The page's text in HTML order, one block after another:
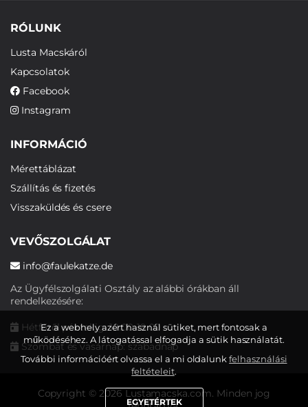
RÓLUNK
Lusta Macskáról
Kapcsolatok
Facebook
Instagram
INFORMÁCIÓ
Mérettáblázat
Szállítás és fizetés
Visszaküldés és csere
VEVŐSZOLGÁLAT
info@faulekatze.de
Az Ügyfélszolgálati Osztály az alábbi órákban áll
rendelkezésére:
Hétfőtől péntekig: 10:00-19:00
Szombat és vasárnap: szabadnap
Copyright © 2026 Lustamacska.com. Minden jog
Ez a webhely azért használ sütiket, mert fontosak a
működéséhez. A látogatással elfogadja a sütik használatát.
További információért olvassa el a mi oldalunkfelhasználási
feltételeit.
EGYETÉRTEK